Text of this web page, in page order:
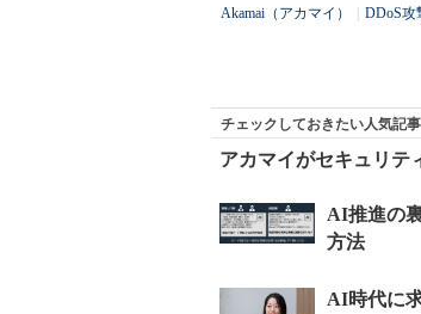
Akamai（アカマイ） DDoS攻
チェックしておきたい人気記事
アカマイがセキュリテ